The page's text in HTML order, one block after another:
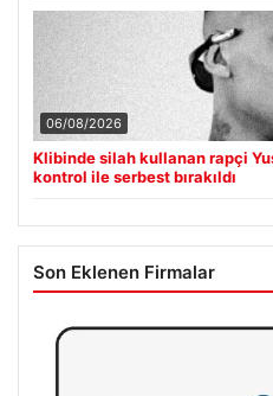
06/08/2026
Klibinde silah kullanan rapçi
kontrol ile serbest bırakıldı
Son Eklenen Firmalar